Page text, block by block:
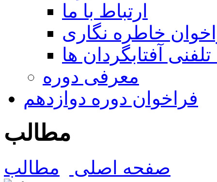
ارتباط با ما
خاطره نگاری
تلفنی آفتابگردان ها
معرفی دوره
فراخوان دوره دوازدهم
مطالب
صفحه اصلی مطالب